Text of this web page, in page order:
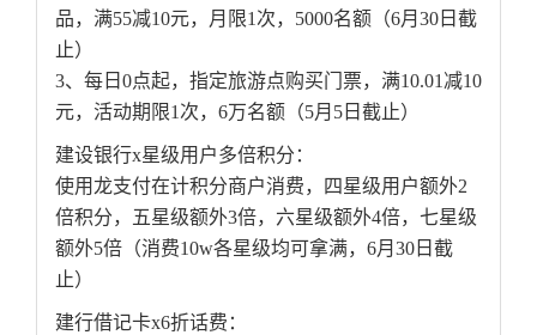
品，满55减10元，月限1次，5000名额（6月30日截
止）
3、每日0点起，指定旅游点购买门票，满10.01减10
元，活动期限1次，6万名额（5月5日截止）
建设银行x星级用户多倍积分：
使用龙支付在计积分商户消费，四星级用户额外2
倍积分，五星级额外3倍，六星级额外4倍，七星级
额外5倍（消费10w各星级均可拿满，6月30日截
止）
建行借记卡x6折话费：